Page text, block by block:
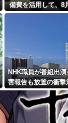
デーゴール！！
備費を活用して、8
断水解消を目指す
NHK職員が番組出
害報告も放置の衝撃
正広と国分太一の事
「加害者を守る」の
れる“隠蔽体